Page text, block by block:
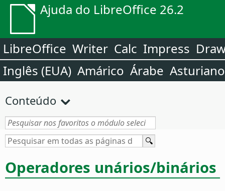
Ajuda do LibreOffice 26.2
LibreOffice Writer Calc Impress
Inglês (EUA) Amárico Árabe Asturiano
Conteúdo
Operadores unários/binários